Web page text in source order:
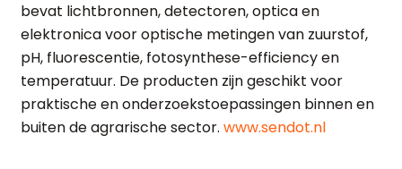
bevat lichtbronnen, detectoren, optica en
elektronica voor optische metingen van zuurstof,
pH, fluorescentie, fotosynthese-efficiency en
temperatuur. De producten zijn geschikt voor
praktische en onderzoekstoepassingen binnen en
buiten de agrarische sector. www.sendot.nl